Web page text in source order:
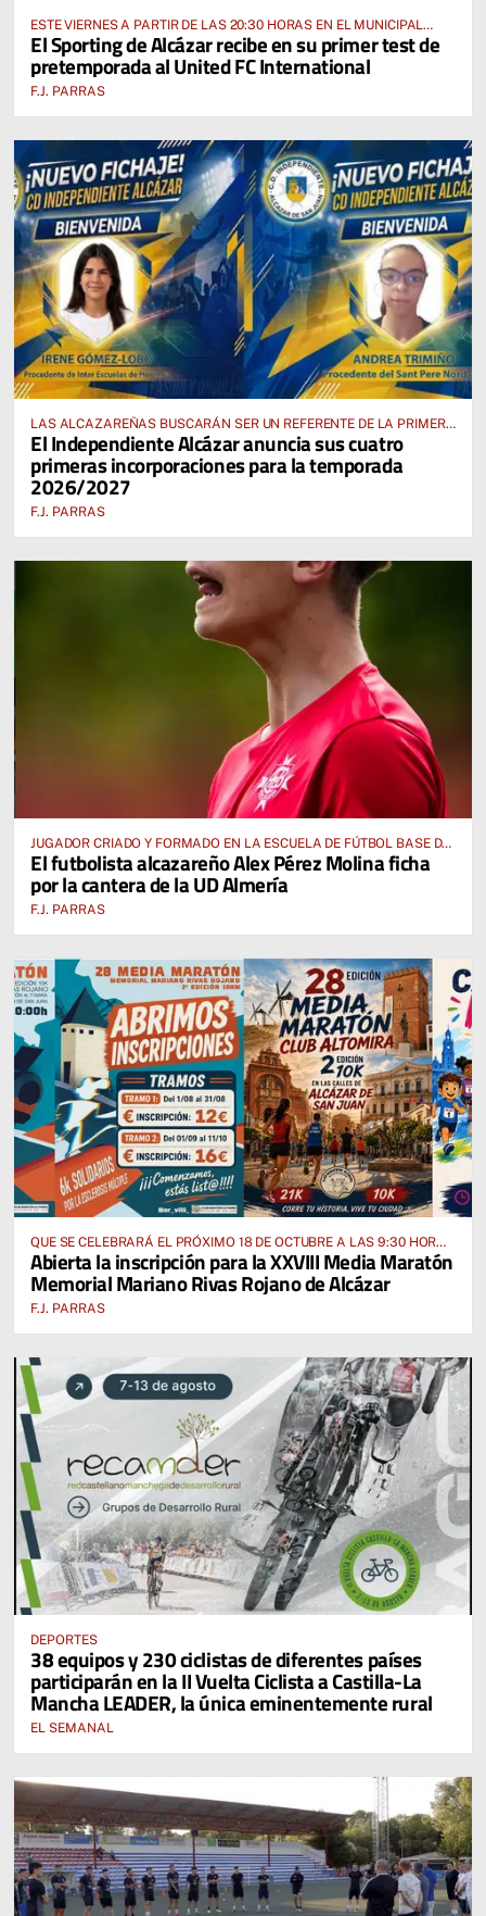
ESTE VIERNES A PARTIR DE LAS 20:30 HORAS EN EL MUNICIPAL
“MANUEL DELGADO MECO”
El Sporting de Alcázar recibe en su primer test de
pretemporada al United FC International
F.J. PARRAS
LAS ALCAZAREÑAS BUSCARÁN SER UN REFERENTE DE LA PRIMERA
AUTONÓMICA PREFERENTE FEMENINA
El Independiente Alcázar anuncia sus cuatro
primeras incorporaciones para la temporada
2026/2027
F.J. PARRAS
JUGADOR CRIADO Y FORMADO EN LA ESCUELA DE FÚTBOL BASE DE
ALCÁZAR DE SAN JUAN
El futbolista alcazareño Alex Pérez Molina ficha
por la cantera de la UD Almería
F.J. PARRAS
QUE SE CELEBRARÁ EL PRÓXIMO 18 DE OCTUBRE A LAS 9:30 HORAS
DESDE EL PABELLÓN VICENTE PANIAGUA
Abierta la inscripción para la XXVIII Media Maratón
Memorial Mariano Rivas Rojano de Alcázar
F.J. PARRAS
DEPORTES
38 equipos y 230 ciclistas de diferentes países
participarán en la II Vuelta Ciclista a Castilla-La
Mancha LEADER, la única eminentemente rural
EL SEMANAL